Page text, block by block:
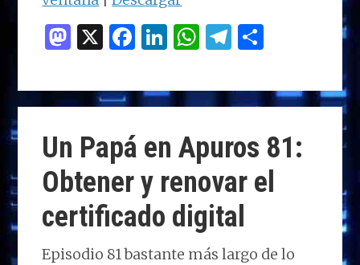
Día
cuarentena-
Safari
me
ha
salvado
M
to
d
o
n
X F
ce
b
o
o
k
Li
k
e
dI
n
W
at
s
A
p
p
T
e
g
ra
m
m
p
ar
ti
r
Un Papá en Apuros 81:
Obtener y renovar el
certificado digital
Episodio 81 bastante más largo de lo